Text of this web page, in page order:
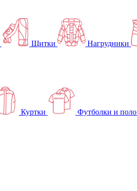
Щитки Нагрудники
Куртки Футболки и поло